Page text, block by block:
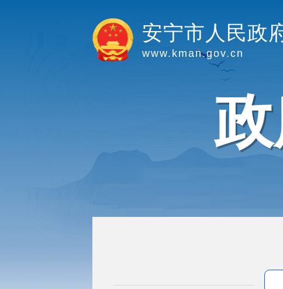
安宁市人民政
www.kman.gov.cn